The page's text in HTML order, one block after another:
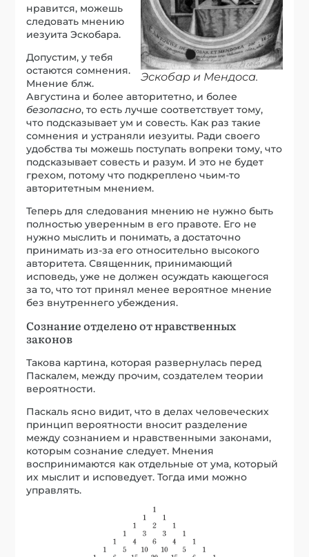
Эскобар и Мендоса.
нравится, можешь
следовать мнению
иезуита Эскобара.
Допустим, у тебя
остаются сомнения.
Мнение блж.
Августина и более авторитетно, и более
безопасно, то есть лучше соответствует тому,
что подсказывает ум и совесть. Как раз такие
сомнения и устраняли иезуиты. Ради своего
удобства ты можешь поступать вопреки тому, что
подсказывает совесть и разум. И это не будет
грехом, потому что подкреплено чьим-то
авторитетным мнением.
Теперь для следования мнению не нужно быть
полностью уверенным в его правоте. Его не
нужно мыслить и понимать, а достаточно
принимать из-за его относительно высокого
авторитета. Священник, принимающий
исповедь, уже не должен осуждать кающегося
за то, что тот принял менее вероятное мнение
без внутреннего убеждения.
Сознание отделено от нравственных
законов
Такова картина, которая развернулась перед
Паскалем, между прочим, создателем теории
вероятности.
Паскаль ясно видит, что в делах человеческих
принцип вероятности вносит разделение
между сознанием и нравственными законами,
которым сознание следует. Мнения
воспринимаются как отдельные от ума, который
их мыслит и исповедует. Тогда ими можно
управлять.